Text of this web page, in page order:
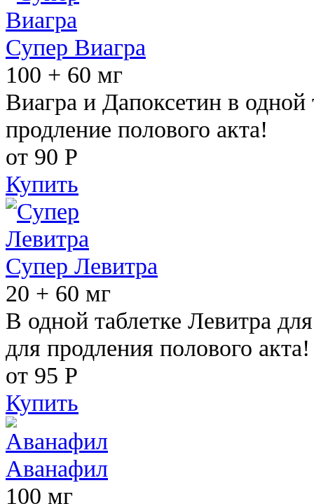
Супер Виагра
100 + 60 мг
Виагра и Дапоксетин в одной
продление полового акта!
от 90 Р
Купить
Супер Левитра
20 + 60 мг
В одной таблетке Левитра
для продления полового акта!
от 95 Р
Купить
Аванафил
100 мг